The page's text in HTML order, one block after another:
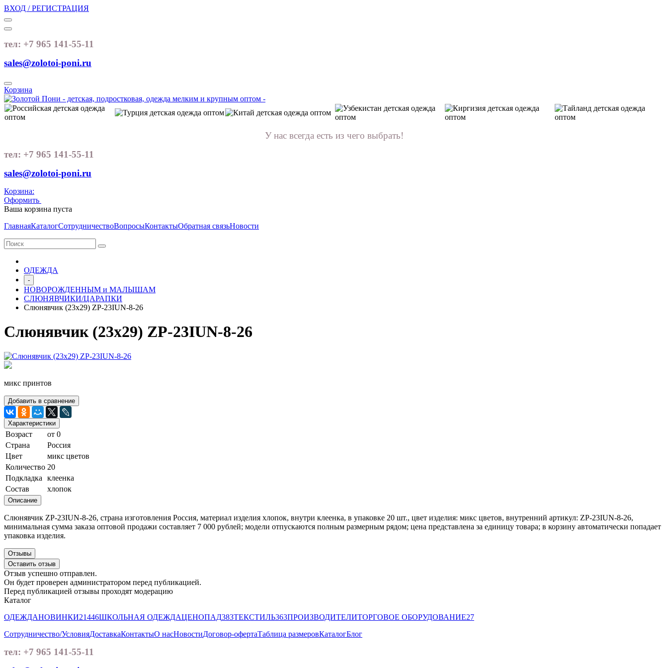
ВХОД / РЕГИСТРАЦИЯ
тел: +7 965 141-55-11
sales@zolotoi-poni.ru
Корзина
У нас всегда есть из чего выбрать!
тел: +7 965 141-55-11
sales@zolotoi-poni.ru
Корзина:
Оформить
Ваша корзина пуста
ГлавнаяКаталогСотрудничествоВопросыКонтактыОбратная связьНовости
ОДЕЖДА
-
НОВОРОЖДЕННЫМ и МАЛЫШАМ
СЛЮНЯВЧИКИ/ЦАРАПКИ
Слюнявчик (23х29) ZP-23IUN-8-26
Слюнявчик (23х29) ZP-23IUN-8-26
микс принтов
Добавить в сравнение
Характеристики
Возраст
от 0
Страна
Россия
Цвет
микс цветов
Количество 20
Подкладка
клеенка
Состав
хлопок
Описание
Слюнявчик ZP-23IUN-8-26, страна изготовления Россия, материал изделия хлопок, внутри клеенка, в упаковке 20 шт., цвет изделия: микс цветов, внутренний артикул: ZP-23IUN-8-26,
минимальная сумма заказа оптовой продажи составляет 7 000 рублей; модели отпускаются полным размерным рядом; цена представлена за единицу товара; в корзину автоматически попадает
упаковка изделия.
Отзывы
Оставить отзыв
Отзыв успешно отправлен.
Он будет проверен администратором перед публикацией.
Перед публикацией отзывы проходят модерацию
Каталог
ОДЕЖДАНОВИНКИ21446ШКОЛЬНАЯ ОДЕЖДАЦЕНОПАД383ТЕКСТИЛЬ363ПРОИЗВОДИТЕЛИТОРГОВОЕ ОБОРУДОВАНИЕ27
Сотрудничество/УсловияДоставкаКонтактыО насНовостиДоговор-офертаТаблица размеровКаталогБлог
тел: +7 965 141-55-11